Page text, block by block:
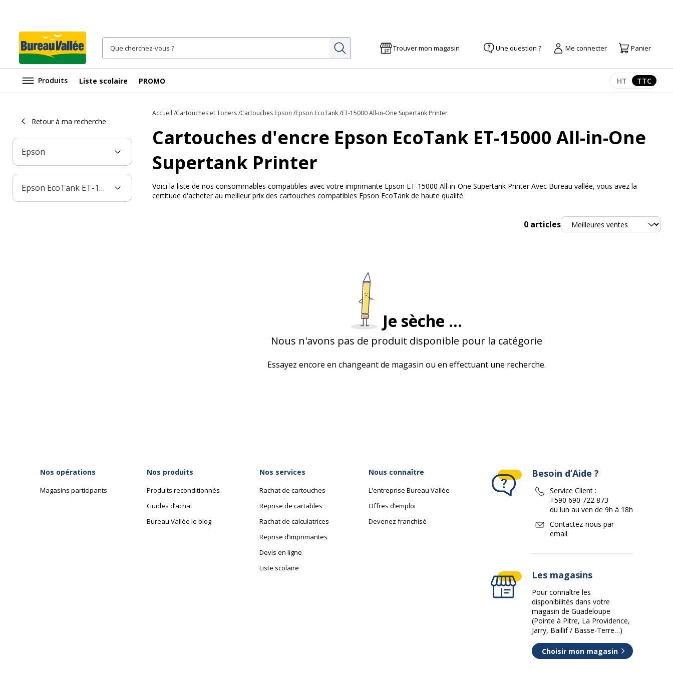
Rechercher Trouver mon magasin Une question ? Me connecter Panier
Produits Liste scolaire PROMO Afficher les
HT TTC
Retour à ma recherche
Epson
Epson EcoTank ET-15000 All-in-One Supertank Printer
Accueil Cartouches et Toners Cartouches Epson Epson EcoTank ET-15000 All-in-One Supertank Printer
Cartouches d'encre Epson EcoTank ET-15000 All-in-One
Supertank Printer
Voici la liste de nos consommables compatibles avec votre imprimante Epson ET-15000 All-in-One Supertank Printer Avec Bureau vallée, vous avez la
certitude d'acheter au meilleur prix des cartouches compatibles Epson EcoTank de haute qualité.
0 articlesTrier
Je sèche ...
Nous n'avons pas de produit disponible pour la catégorie
Essayez encore en changeant de magasin ou en effectuant une recherche.
Nos opérations
Magasins participants
Nos produits
Produits reconditionnés
Guides d’achat
Bureau Vallée le blog
Nos services
Rachat de cartouches
Reprise de cartables
Rachat de calculatrices
Reprise d’imprimantes
Devis en ligne
Liste scolaire
Nous connaître
L'entreprise Bureau Vallée
Offres d’emploi
Devenez franchisé
Besoin d’Aide ?
Service Client :
+590 690 722 873
du lun au ven de 9h à 18h
Contactez-nous par
email
Les magasins
Pour connaître les
disponibilités dans votre
magasin de Guadeloupe
(Pointe à Pitre, La Providence,
Jarry, Baillif / Basse-Terre…)
Choisir mon magasin